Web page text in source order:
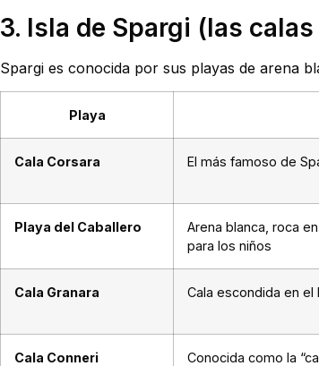
3. Isla de Spargi (las
Spargi es conocida por sus playas de arena
Playa
Cala Corsara El más famoso de
Playa del Caballero
Arena blanca, roca
para los niños
Cala Granara Cala escondida en
Cala Conneri Conocida como la